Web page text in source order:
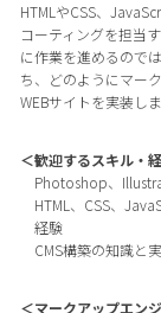
HTMLやCSS、
コーティングを担当
に作業を進めるので
ち、どのようにマー
WEBサイトを実装しま
＜歓迎するスキル・
Photoshop、
HTML、CSS、
経験
CMS構築の知識と
＜マークアップエン